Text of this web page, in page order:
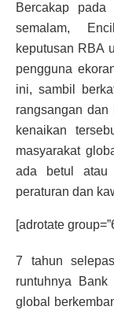
Bercakap
semalam,
keputusan RBA
pengguna
ini, sambil
rangsangan
kenaikan
masyarakat
ada betul atau
peraturan dan
[adrotate
7 tahun
runtuhnya Bank
global